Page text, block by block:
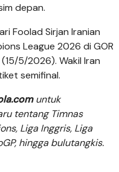
depan.
Foolad Sirjan Iranian
League 2026 di GOR
5/2026). Wakil Iran
semifinal.
untuk
tentang Timnas
Liga Inggris, Liga
hingga bulutangkis.